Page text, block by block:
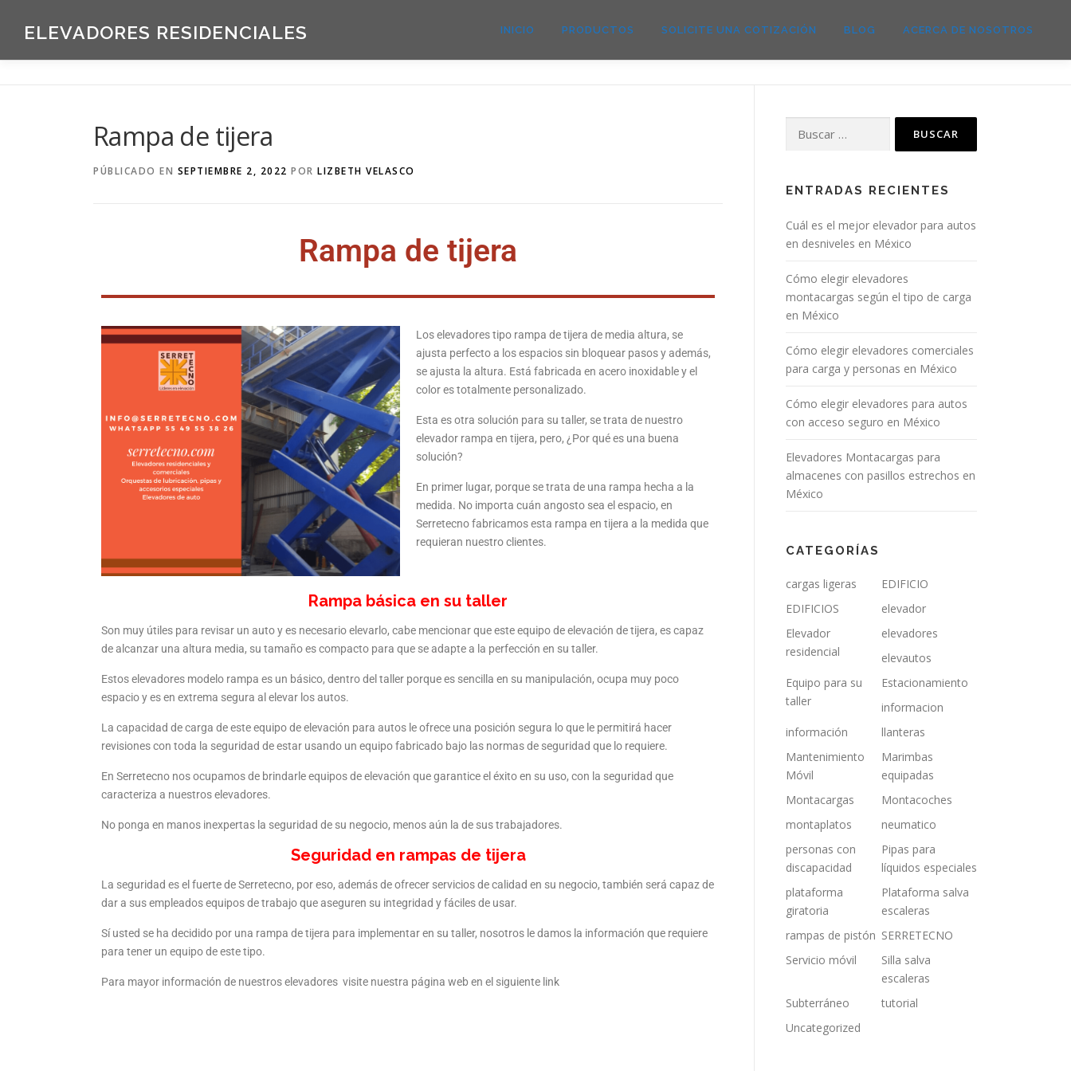
ELEVADORES RESIDENCIALES INICIO PRODUCTOS SOLICITE UNA COTIZACIÓN BLOG ACERCA DE NOSOTROS
Rampa de tijera
PÚBLICADO EN SEPTIEMBRE 2, 2022 POR LIZBETH VELASCO
Rampa de tijera
Los elevadores tipo rampa de tijera de media altura, se
ajusta perfecto a los espacios sin bloquear pasos y además,
se ajusta la altura. Está fabricada en acero inoxidable y el
color es totalmente personalizado.
Esta es otra solución para su taller, se trata de nuestro
elevador rampa en tijera, pero, ¿Por qué es una buena
solución?
En primer lugar, porque se trata de una rampa hecha a la
medida. No importa cuán angosto sea el espacio, en
Serretecno fabricamos esta rampa en tijera a la medida que
requieran nuestro clientes.
Rampa básica en su taller
Son muy útiles para revisar un auto y es necesario elevarlo, cabe mencionar que este equipo de elevación de tijera, es capaz
de alcanzar una altura media, su tamaño es compacto para que se adapte a la perfección en su taller.
Estos elevadores modelo rampa es un básico, dentro del taller porque es sencilla en su manipulación, ocupa muy poco
espacio y es en extrema segura al elevar los autos.
La capacidad de carga de este equipo de elevación para autos le ofrece una posición segura lo que le permitirá hacer
revisiones con toda la seguridad de estar usando un equipo fabricado bajo las normas de seguridad que lo requiere.
En Serretecno nos ocupamos de brindarle equipos de elevación que garantice el éxito en su uso, con la seguridad que
caracteriza a nuestros elevadores.
No ponga en manos inexpertas la seguridad de su negocio, menos aún la de sus trabajadores.
Seguridad en rampas de tijera
La seguridad es el fuerte de Serretecno, por eso, además de ofrecer servicios de calidad en su negocio, también será capaz de
dar a sus empleados equipos de trabajo que aseguren su integridad y fáciles de usar.
Sí usted se ha decidido por una rampa de tijera para implementar en su taller, nosotros le damos la información que requiere
para tener un equipo de este tipo.
Para mayor información de nuestros elevadores visite nuestra página web en el siguiente link
ENTRADAS RECIENTES
Cuál es el mejor elevador para autos
en desniveles en México
Cómo elegir elevadores
montacargas según el tipo de carga
en México
Cómo elegir elevadores comerciales
para carga y personas en México
Cómo elegir elevadores para autos
con acceso seguro en México
Elevadores Montacargas para
almacenes con pasillos estrechos en
México
CATEGORÍAS
cargas ligeras
EDIFICIO
EDIFICIOS
elevador
Elevador
residencial
elevadores
elevautos
Equipo para su
taller
Estacionamiento
informacion
información
llanteras
Mantenimiento
Móvil
Marimbas
equipadas
Montacargas
Montacoches
montaplatos
neumatico
personas con
discapacidad
Pipas para
líquidos especiales
plataforma
giratoria
Plataforma salva
escaleras
rampas de pistón SERRETECNO
Servicio móvil
Silla salva
escaleras
Subterráneo
tutorial
Uncategorized